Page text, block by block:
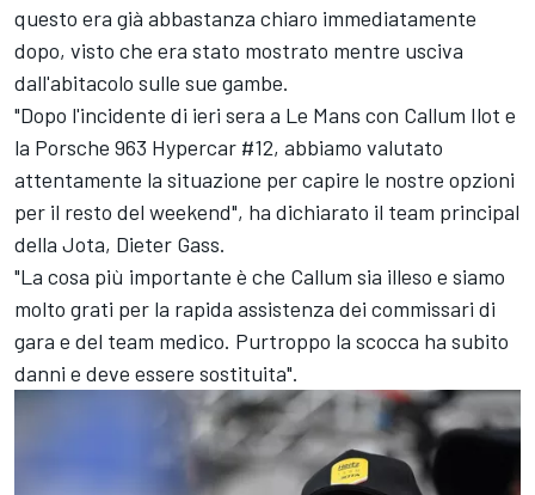
questo era già abbastanza chiaro immediatamente
dopo, visto che era stato mostrato mentre usciva
dall'abitacolo sulle sue gambe.
"Dopo l'incidente di ieri sera a Le Mans con Callum Ilot e
la Porsche 963 Hypercar #12, abbiamo valutato
attentamente la situazione per capire le nostre opzioni
per il resto del weekend", ha dichiarato il team principal
della Jota, Dieter Gass.
"La cosa più importante è che Callum sia illeso e siamo
molto grati per la rapida assistenza dei commissari di
gara e del team medico. Purtroppo la scocca ha subito
danni e deve essere sostituita".